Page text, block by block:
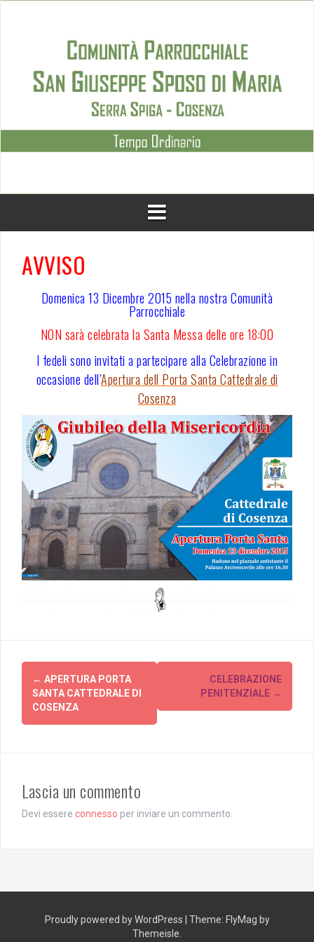
AVVISO
Domenica 13 Dicembre 2015 nella nostra Comunità
Parrocchiale
NON sarà celebrata la Santa Messa delle ore 18:00
I fedeli sono invitati a partecipare alla Celebrazione in
occasione dell’Apertura dell Porta Santa Cattedrale di
Cosenza
Post
navigation
← APERTURA PORTA
SANTA CATTEDRALE DI
COSENZA
CELEBRAZIONE
PENITENZIALE →
Lascia un commento
Devi essere connesso per inviare un commento.
Proudly powered by WordPress Theme: FlyMag by
Themeisle.